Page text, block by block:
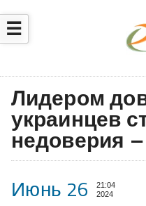
☰
Лидером
украинцев
недоверия
Июнь 26
21:04
2024